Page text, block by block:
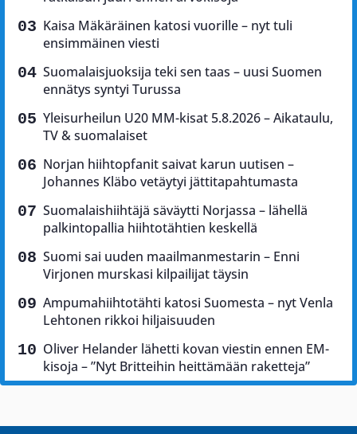
Kaisa Mäkäräinen katosi vuorille – nyt tuli
ensimmäinen viesti
Suomalaisjuoksija teki sen taas – uusi Suomen
ennätys syntyi Turussa
Yleisurheilun U20 MM-kisat 5.8.2026 – Aikataulu,
TV & suomalaiset
Norjan hiihtopfanit saivat karun uutisen –
Johannes Kläbo vetäytyi jättitapahtumasta
Suomalaishiihtäjä säväytti Norjassa – lähellä
palkintopallia hiihtotähtien keskellä
Suomi sai uuden maailmanmestarin – Enni
Virjonen murskasi kilpailijat täysin
Ampumahiihtotähti katosi Suomesta – nyt Venla
Lehtonen rikkoi hiljaisuuden
Oliver Helander lähetti kovan viestin ennen EM-
kisoja – ”Nyt Britteihin heittämään raketteja”